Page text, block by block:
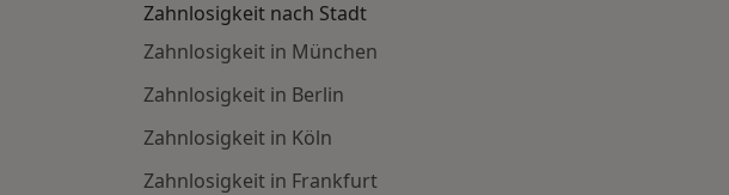
Zahnlosigkeit nach Stadt
Zahnlosigkeit in München
Zahnlosigkeit in Berlin
Zahnlosigkeit in Köln
Zahnlosigkeit in Frankfurt